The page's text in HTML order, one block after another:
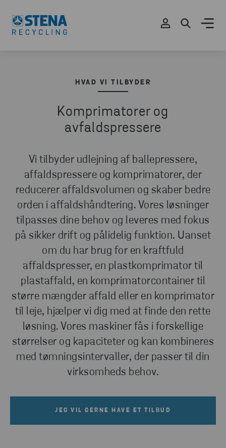
HVAD VI TILBYDER
Komprimatorer og
avfaldspressere
Vi tilbyder udlejning af ballepressere,
affaldspressere og komprimatorer, der
reducerer affaldsvolumen og skaber bedre
orden i affaldshåndtering. Vores løsninger
tilpasses dine behov og leveres med fokus
på sikker drift og pålidelig funktion. Uanset
om du har brug for en kraftfuld
affaldspresser, en plastkomprimator til
plastaffald, en komprimatorcontainer til
større mængder affald eller en komprimator
til leje, hjælper vi dig med at finde den rette
løsning. Vores maskiner fås i forskellige
størrelser og kapaciteter og kan kombineres
med tømningsintervaller, der passer til din
virksomheds behov.
JEG VIL GERNE HAVE ET TILBUD